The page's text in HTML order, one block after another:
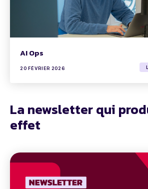
AI Ops
20 FÉVRIER 2026
La newsletter qui
effet